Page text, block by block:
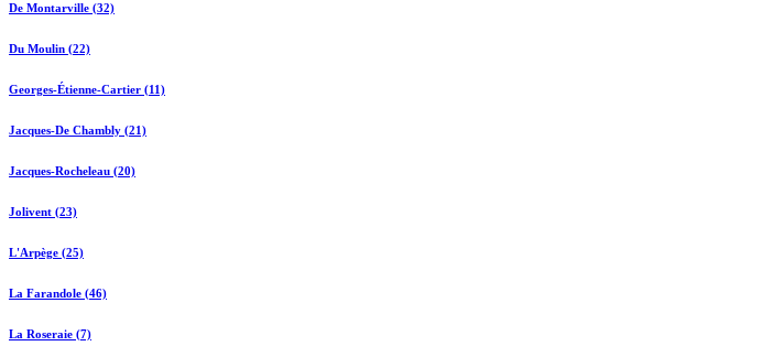
De Montarville (32)
Du Moulin (22)
Georges-Étienne-Cartier (11)
Jacques-De Chambly (21)
Jacques-Rocheleau (20)
Jolivent (23)
L'Arpège (25)
La Farandole (46)
La Roseraie (7)